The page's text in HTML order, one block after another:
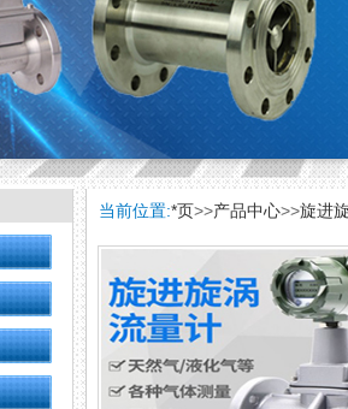
当前位置:*页>>产品中心>>旋进